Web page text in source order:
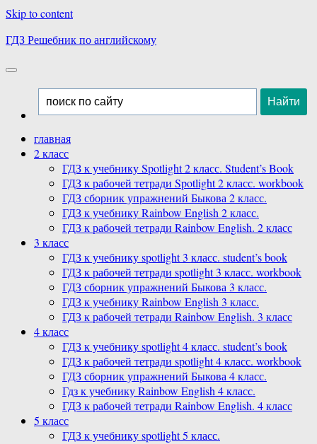
Skip to content
ГДЗ Решебник по английскому
главная
2 класс
ГДЗ к учебнику Spotlight 2 класс. Student’s Book
ГДЗ к рабочей тетради Spotlight 2 класс. workbook
ГДЗ сборник упражнений Быкова 2 класс.
ГДЗ к учебнику Rainbow English 2 класс.
ГДЗ к рабочей тетради Rainbow English. 2 класс
3 класс
ГДЗ к учебнику spotlight 3 класс. student’s book
ГДЗ к рабочей тетради spotlight 3 класс. workbook
ГДЗ сборник упражнений Быкова 3 класс.
ГДЗ к учебнику Rainbow English 3 класс.
ГДЗ к рабочей тетради Rainbow English. 3 класс
4 класс
ГДЗ к учебнику spotlight 4 класс. student’s book
ГДЗ к рабочей тетради spotlight 4 класс. workbook
ГДЗ сборник упражнений Быкова 4 класс.
Гдз к учебнику Rainbow English 4 класс.
ГДЗ к рабочей тетради Rainbow English. 4 класс
5 класс
ГДЗ к учебнику spotlight 5 класс.